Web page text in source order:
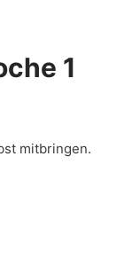
1
mitbringen.